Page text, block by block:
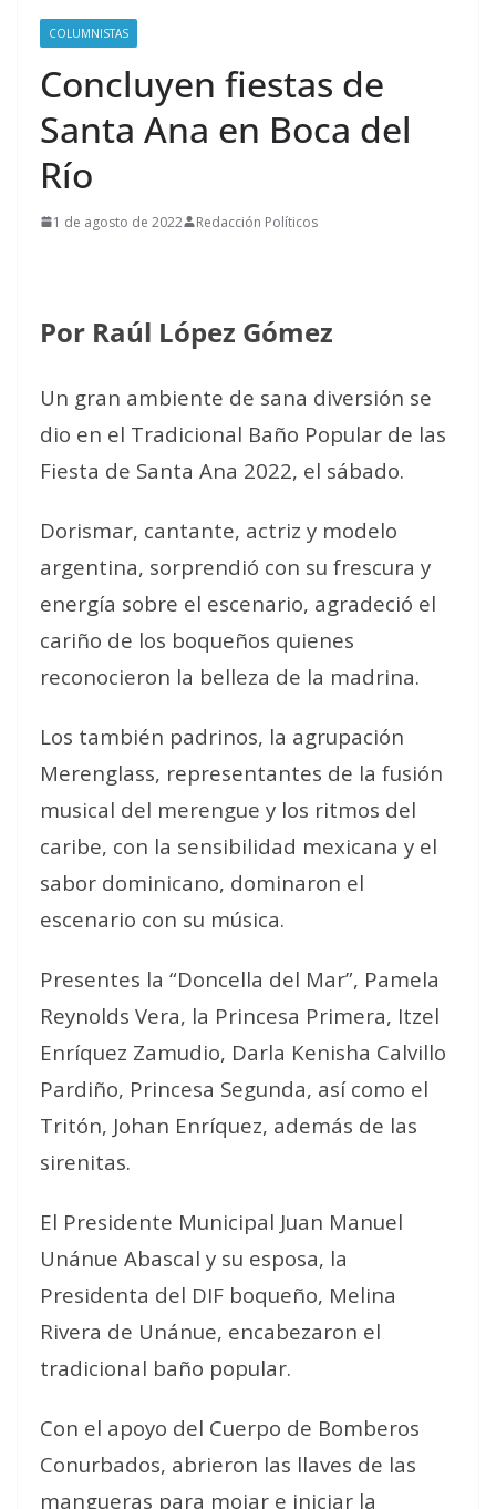
COLUMNISTAS
Concluyen fiestas de
Santa Ana en Boca del
Río
1 de agosto de 2022 Redacción Políticos
Por Raúl López Gómez
Un gran ambiente de sana diversión se
dio en el Tradicional Baño Popular de las
Fiesta de Santa Ana 2022, el sábado.
Dorismar, cantante, actriz y modelo
argentina, sorprendió con su frescura y
energía sobre el escenario, agradeció el
cariño de los boqueños quienes
reconocieron la belleza de la madrina.
Los también padrinos, la agrupación
Merenglass, representantes de la fusión
musical del merengue y los ritmos del
caribe, con la sensibilidad mexicana y el
sabor dominicano, dominaron el
escenario con su música.
Presentes la “Doncella del Mar”, Pamela
Reynolds Vera, la Princesa Primera, Itzel
Enríquez Zamudio, Darla Kenisha Calvillo
Pardiño, Princesa Segunda, así como el
Tritón, Johan Enríquez, además de las
sirenitas.
El Presidente Municipal Juan Manuel
Unánue Abascal y su esposa, la
Presidenta del DIF boqueño, Melina
Rivera de Unánue, encabezaron el
tradicional baño popular.
Con el apoyo del Cuerpo de Bomberos
Conurbados, abrieron las llaves de las
mangueras para mojar e iniciar la